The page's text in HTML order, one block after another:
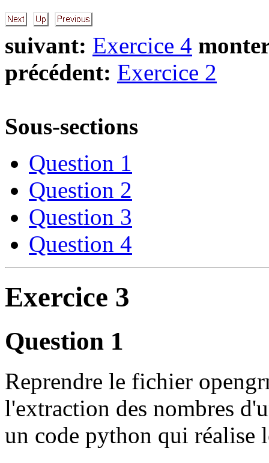
suivant: Exercice 4
précédent: Exercice 2
Sous-sections
Question 1
Question 2
Question 3
Question 4
Exercice 3
Question 1
Reprendre le fichier
l'extraction des nombres
un code python qui réalise